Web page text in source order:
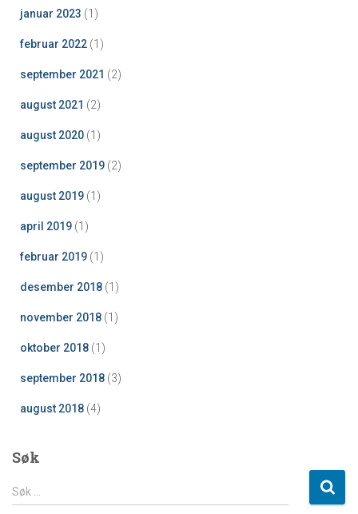
januar 2023 (1)
februar 2022 (1)
september 2021 (2)
august 2021 (2)
august 2020 (1)
september 2019 (2)
august 2019 (1)
april 2019 (1)
februar 2019 (1)
desember 2018 (1)
november 2018 (1)
oktober 2018 (1)
september 2018 (3)
august 2018 (4)
Søk
S
ø
Søk …